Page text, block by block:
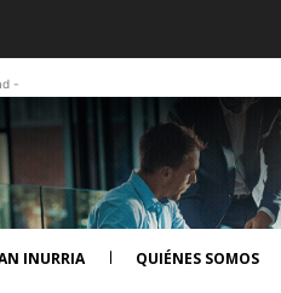
-
INURRIA QUIÉNES SOMOS